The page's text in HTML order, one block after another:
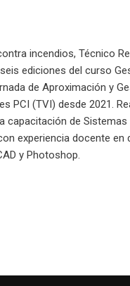
incendios, Técnico
ediciones del curso
de Aproximación y
PCI (TVI) desde 2021.
capacitación de
experiencia docente
y Photoshop.